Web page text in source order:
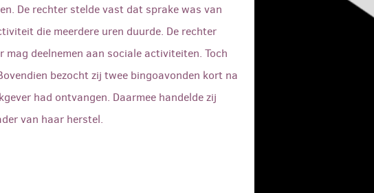
De rechter stelde vast dat sprake was van
die meerdere uren duurde. De rechter
mag deelnemen aan sociale activiteiten. Toch
bezocht zij twee bingoavonden kort na
had ontvangen. Daarmee handelde zij
van haar herstel.